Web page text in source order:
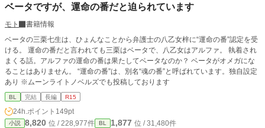
ベータですが、運命の番だと迫られています
モト
書籍情報
ベータの三栗七生は、ひょんなことから弁護士の八乙女梓に“運命の番”認定を受
ける。 運命の番だと言われても三栗はベータで、八乙女はアルファ。 執着され
まくる話。アルファの運命の番は果たしてベータなのか？ ベータがオメガにな
ることはありません。 “運命の番”は、別名“魂の番”と呼ばれています。独自設定
あり ※ムーンライトノベルズでも投稿しております
BL 完結 長編 R15
24h.ポイント 149pt
小説 8,820 位 / 228,977件 BL 1,877 位 / 31,480件